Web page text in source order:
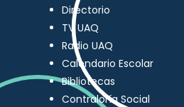
Directorio
TV UAQ
Radio UAQ
Calendario Escolar
Bibliotecas
Contraloría Social